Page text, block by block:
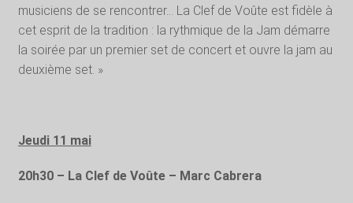
musiciens de se rencontrer… La Clef de Voûte est fidèle à
cet esprit de la tradition : la rythmique de la Jam démarre
la soirée par un premier set de concert et ouvre la jam au
deuxième set. »
Jeudi 11 mai
20h30 – La Clef de Voûte – Marc Cabrera